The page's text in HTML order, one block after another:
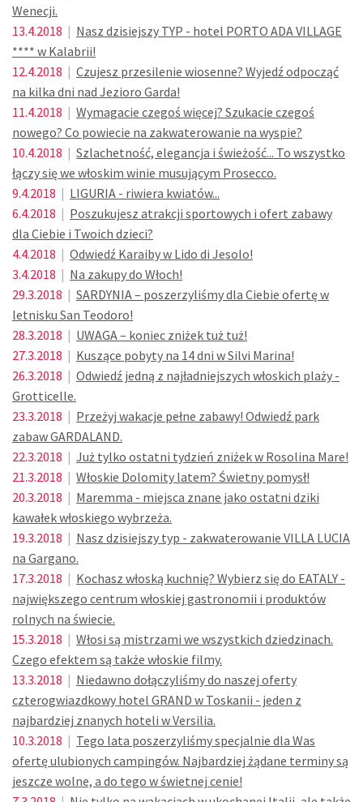
Wenecji.
13.4.2018 | Nasz dzisiejszy TYP - hotel PORTO ADA VILLAGE
**** w Kalabrii!
12.4.2018 | Czujesz przesilenie wiosenne? Wyjedź odpocząć
na kilka dni nad Jezioro Garda!
11.4.2018 | Wymagacie czegoś więcej? Szukacie czegoś
nowego? Co powiecie na zakwaterowanie na wyspie?
10.4.2018 | Szlachetność, elegancja i świeżość... To wszystko
łączy się we włoskim winie musującym Prosecco.
9.4.2018 | LIGURIA - riwiera kwiatów...
6.4.2018 | Poszukujesz atrakcji sportowych i ofert zabawy
dla Ciebie i Twoich dzieci?
4.4.2018 | Odwiedź Karaiby w Lido di Jesolo!
3.4.2018 | Na zakupy do Włoch!
29.3.2018 | SARDYNIA – poszerzyliśmy dla Ciebie ofertę w
letnisku San Teodoro!
28.3.2018 | UWAGA – koniec zniżek tuż tuż!
27.3.2018 | Kuszące pobyty na 14 dni w Silvi Marina!
26.3.2018 | Odwiedź jedną z najładniejszych włoskich plaży -
Grotticelle.
23.3.2018 | Przeżyj wakacje pełne zabawy! Odwiedź park
zabaw GARDALAND.
22.3.2018 | Już tylko ostatni tydzień zniżek w Rosolina Mare!
21.3.2018 | Włoskie Dolomity latem? Świetny pomysł!
20.3.2018 | Maremma - miejsca znane jako ostatni dziki
kawałek włoskiego wybrzeża.
19.3.2018 | Nasz dzisiejszy typ - zakwaterowanie VILLA LUCIA
na Gargano.
17.3.2018 | Kochasz włoską kuchnię? Wybierz się do EATALY -
największego centrum włoskiej gastronomii i produktów
rolnych na świecie.
15.3.2018 | Włosi są mistrzami we wszystkich dziedzinach.
Czego efektem są także włoskie filmy.
13.3.2018 | Niedawno dołączyliśmy do naszej oferty
czterogwiazdkowy hotel GRAND w Toskanii - jeden z
najbardziej znanych hoteli w Versilia.
10.3.2018 | Tego lata poszerzyliśmy specjalnie dla Was
ofertę ulubionych campingów. Najbardziej żądane terminy są
jeszcze wolne, a do tego w świetnej cenie!